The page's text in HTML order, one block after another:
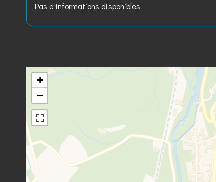
Pas d'informations disponibles
+
−